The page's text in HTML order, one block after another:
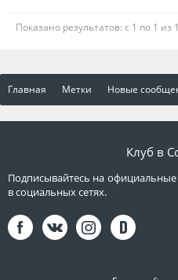
Показано результатов: с 1 по 1 из
Главная Метки Новые
Клуб в
Подписывайтесь на официальные
в социальных сетях.